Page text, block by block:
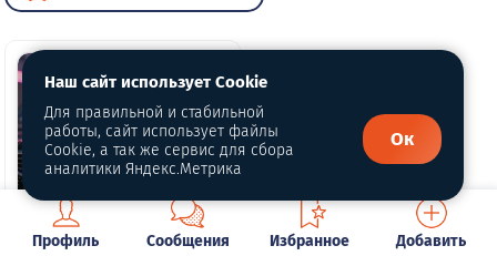
Профиль Сообщения Избранное Добавить
Наш сайт использует Cookie
Для правильной и стабильной
работы, сайт использует файлы
Cookie, а так же сервис для сбора
аналитики Яндекс.Метрика
Ок